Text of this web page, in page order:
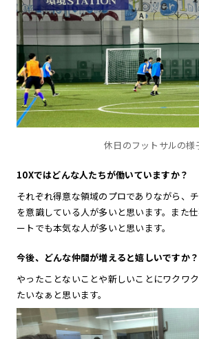
休日のフットサルの様
10Xではどんな人たちが働いていますか？
それぞれ得意な領域のプロでありながら、
を意識している人が多いと思います。また
ートでも本気な人が多いと思います。
今後、どんな仲間が増えると嬉しいですか？
やったことないことや新しいことにワクワ
たいなぁと思います。